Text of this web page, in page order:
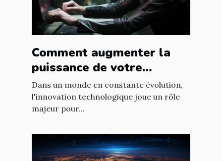
Comment augmenter la
puissance de votre
entreprise grâce aux
nouvelles technologies
Dans un monde en constante évolution,
l'innovation technologique joue un rôle
majeur pour...